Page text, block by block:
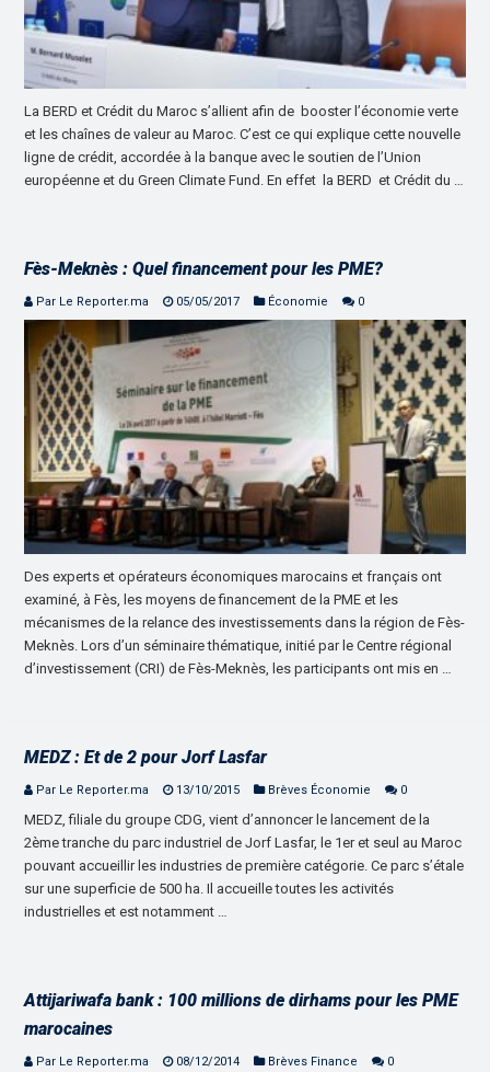
La BERD et Crédit du Maroc s’allient afin de booster l’économie verte
et les chaînes de valeur au Maroc. C’est ce qui explique cette nouvelle
ligne de crédit, accordée à la banque avec le soutien de l’Union
européenne et du Green Climate Fund. En effet la BERD et Crédit du …
Fès-Meknès : Quel financement pour les PME?
Par Le Reporter.ma 05/05/2017 Économie 0
Des experts et opérateurs économiques marocains et français ont
examiné, à Fès, les moyens de financement de la PME et les
mécanismes de la relance des investissements dans la région de Fès-
Meknès. Lors d’un séminaire thématique, initié par le Centre régional
d’investissement (CRI) de Fès-Meknès, les participants ont mis en …
MEDZ : Et de 2 pour Jorf Lasfar
Par Le Reporter.ma 13/10/2015 Brèves Économie 0
MEDZ, filiale du groupe CDG, vient d’annoncer le lancement de la
2ème tranche du parc industriel de Jorf Lasfar, le 1er et seul au Maroc
pouvant accueillir les industries de première catégorie. Ce parc s’étale
sur une superficie de 500 ha. Il accueille toutes les activités
industrielles et est notamment …
Attijariwafa bank : 100 millions de dirhams pour les PME
marocaines
Par Le Reporter.ma 08/12/2014 Brèves Finance 0